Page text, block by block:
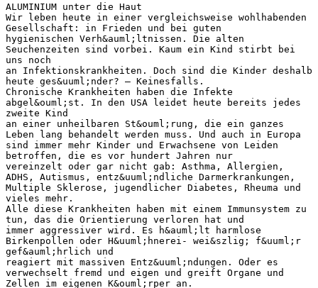
ALUMINIUM unter die Haut
Wir leben heute in einer vergleichsweise wohlhabenden
Gesellschaft: in Frieden und bei guten
hygienischen Verh&auml;ltnissen. Die alten
Seuchenzeiten sind vorbei. Kaum ein Kind stirbt bei
uns noch
an Infektionskrankheiten. Doch sind die Kinder deshalb
heute ges&uuml;nder? – Keinesfalls.
Chronische Krankheiten haben die Infekte
abgel&ouml;st. In den USA leidet heute bereits jedes
zweite Kind
an einer unheilbaren St&ouml;rung, die ein ganzes
Leben lang behandelt werden muss. Und auch in Europa
sind immer mehr Kinder und Erwachsene von Leiden
betroffen, die es vor hundert Jahren nur
vereinzelt oder gar nicht gab: Asthma, Allergien,
ADHS, Autismus, entz&uuml;ndliche Darmerkrankungen,
Multiple Sklerose, jugendlicher Diabetes, Rheuma und
vieles mehr.
Alle diese Krankheiten haben mit einem Immunsystem zu
tun, das die Orientierung verloren hat und
immer aggressiver wird. Es h&auml;lt harmlose
Birkenpollen oder H&uuml;hnerei- wei&szlig; f&uuml;r
gef&auml;hrlich und
reagiert mit massiven Entz&uuml;ndungen. Oder es
verwechselt fremd und eigen und greift Organe und
Zellen im eigenen K&ouml;rper an.